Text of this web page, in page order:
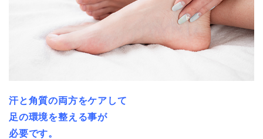
汗と角質の両方をケアして
足の環境を整える事が
必要です。